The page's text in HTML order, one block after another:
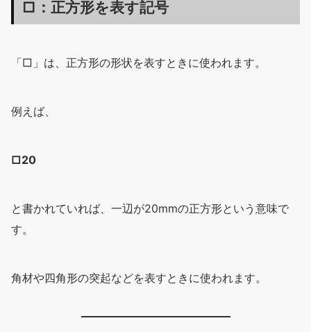
□：正方形を表す記号
「□」は、正方形の形状を表すときに使われます。
例えば、
□20
と書かれていれば、一辺が20mmの正方形という意味で
す。
角材や四角形の突起などを表すときに使われます。